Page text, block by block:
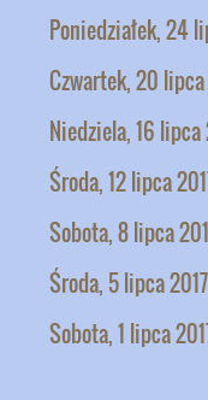
Poniedziałek, 24
Czwartek, 20 lipca
Niedziela, 16 lipca
Środa, 12 lipca
Sobota, 8 lipca
Środa, 5 lipca 2017
Sobota, 1 lipca